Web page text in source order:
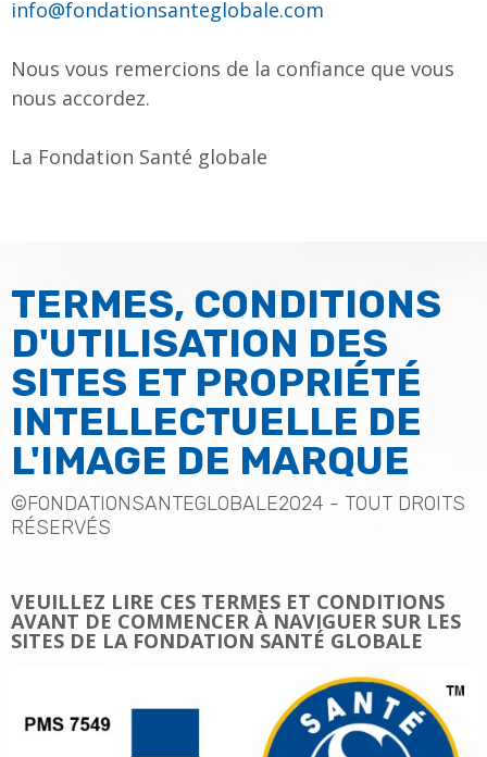
info@fondationsanteglobale.com
Nous vous remercions de la confiance que vous
nous accordez.
La Fondation Santé globale
TERMES, CONDITIONS
D'UTILISATION DES
SITES ET PROPRIÉTÉ
INTELLECTUELLE DE
L'IMAGE DE MARQUE
©FONDATIONSANTEGLOBALE2024 - TOUT DROITS
RÉSERVÉS
VEUILLEZ LIRE CES TERMES ET CONDITIONS
AVANT DE COMMENCER À NAVIGUER SUR LES
SITES DE LA FONDATION SANTÉ GLOBALE